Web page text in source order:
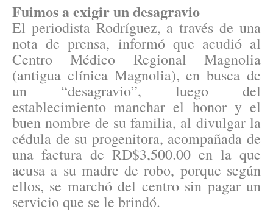
Fuimos a exigir un desagravio
El periodista Rodríguez, a través de una
nota de prensa, informó que acudió al
Centro Médico Regional Magnolia
(antigua clínica Magnolia), en busca de
un “desagravio”, luego del
establecimiento manchar el honor y el
buen nombre de su familia, al divulgar la
cédula de su progenitora, acompañada de
una factura de RD$3,500.00 en la que
acusa a su madre de robo, porque según
ellos, se marchó del centro sin pagar un
servicio que se le brindó.